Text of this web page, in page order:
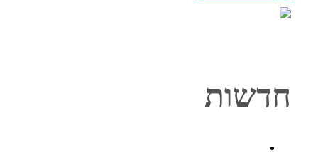
חדשות